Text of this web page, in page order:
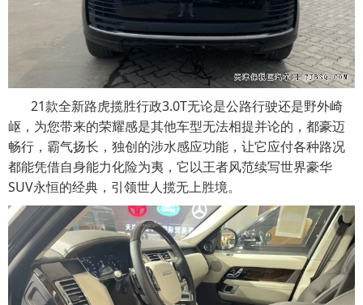
21款全新路虎揽胜行政3.0T无论是公路行驶还是野外崎
岖，为您带来的荣耀感是其他车型无法相提并论的，都豪迈
畅行，霸气扬长，独创的涉水感应功能，让它应付各种路况
都能凭借自身能力化险为夷，它以王者风范续写世界豪华
SUV永恒的经典，引领世人揽无上胜境。